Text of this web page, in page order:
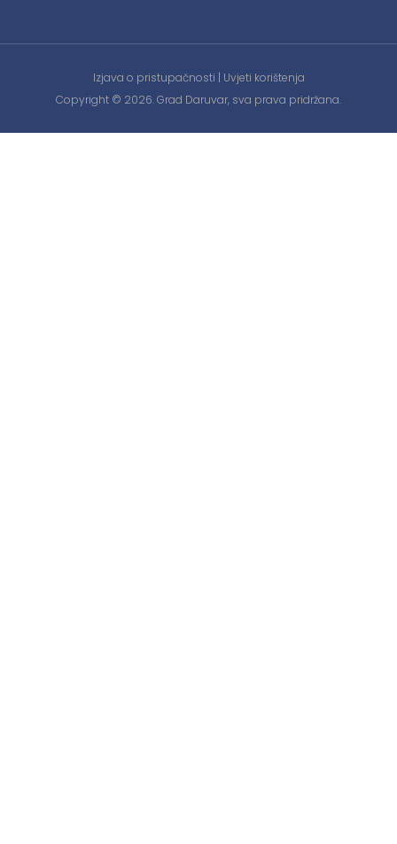
Izjava o pristupačnosti | Uvjeti korištenja
Copyright © 2026. Grad Daruvar, sva prava pridržana.